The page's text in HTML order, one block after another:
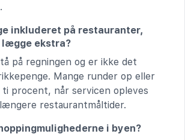
inkluderet på restauranter,
lægge ekstra?
på regningen og er ikke det
Mange runder op eller
procent, når servicen opleves
restaurantmåltider.
i byen?